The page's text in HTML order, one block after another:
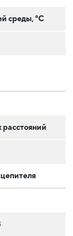
среды, °C